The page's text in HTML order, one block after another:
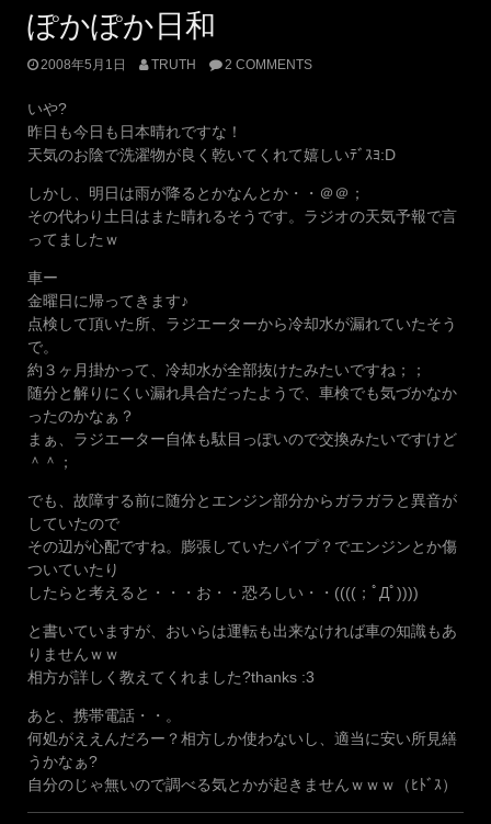
ぽかぽか日和
2008年5月1日 TRUTH 2 COMMENTS
いや?
昨日も今日も日本晴れですな！
天気のお陰で洗濯物が良く乾いてくれて嬉しいﾃﾞｽﾖ:D
しかし、明日は雨が降るとかなんとか・・＠＠；
その代わり土日はまた晴れるそうです。ラジオの天気予報で言
ってましたｗ
車ー
金曜日に帰ってきます♪
点検して頂いた所、ラジエーターから冷却水が漏れていたそう
で。
約３ヶ月掛かって、冷却水が全部抜けたみたいですね；；
随分と解りにくい漏れ具合だったようで、車検でも気づかなか
ったのかなぁ？
まぁ、ラジエーター自体も駄目っぽいので交換みたいですけど
＾＾；
でも、故障する前に随分とエンジン部分からガラガラと異音が
していたので
その辺が心配ですね。膨張していたパイプ？でエンジンとか傷
ついていたり
したらと考えると・・・お・・恐ろしい・・((((；ﾟДﾟ))))
と書いていますが、おいらは運転も出来なければ車の知識もあ
りませんｗｗ
相方が詳しく教えてくれました?thanks :3
あと、携帯電話・・。
何処がええんだろー？相方しか使わないし、適当に安い所見繕
うかなぁ?
自分のじゃ無いので調べる気とかが起きませんｗｗｗ（ﾋﾄﾞｽ）